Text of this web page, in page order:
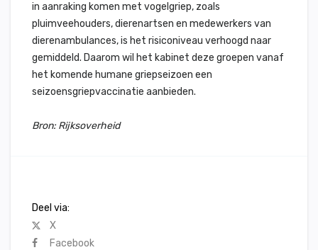
in aanraking komen met vogelgriep, zoals
pluimveehouders, dierenartsen en medewerkers van
dierenambulances, is het risiconiveau verhoogd naar
gemiddeld. Daarom wil het kabinet deze groepen vanaf
het komende humane griepseizoen een
seizoensgriepvaccinatie aanbieden.
Bron: Rijksoverheid
Deel via:
X
Facebook